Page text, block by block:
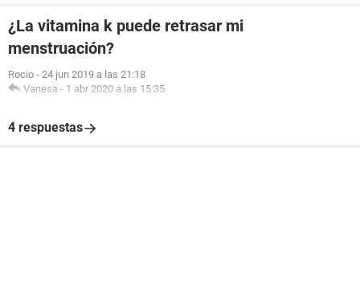
¿La vitamina k puede retrasar mi
menstruación?
Rocio - 24 jun 2019 a las 21:18
Vanesa - 1 abr 2020 a las 15:35
4 respuestas